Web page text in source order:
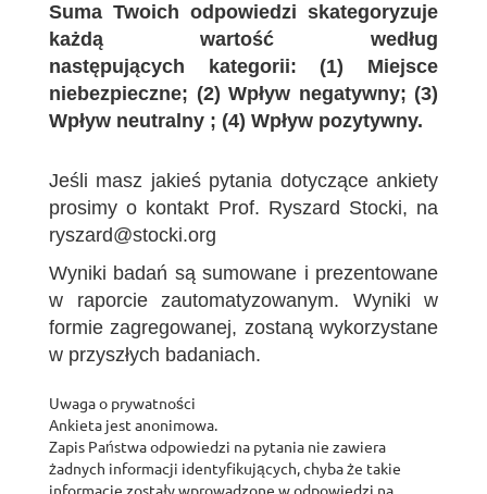
Suma Twoich odpowiedzi skategoryzuje
każdą wartość według
następujących kategorii: (1) Miejsce
niebezpieczne; (2) Wpływ negatywny; (3)
Wpływ neutralny ; (4) Wpływ pozytywny.
Jeśli masz jakieś pytania dotyczące ankiety
prosimy o kontakt Prof. Ryszard Stocki, na
ryszard@stocki.org
Wyniki badań są sumowane i prezentowane
w raporcie zautomatyzowanym. Wyniki w
formie zagregowanej, zostaną wykorzystane
w przyszłych badaniach.
Uwaga o prywatności
Ankieta jest anonimowa.
Zapis Państwa odpowiedzi na pytania nie zawiera
żadnych informacji identyfikujących, chyba że takie
informacje zostały wprowadzone w odpowiedzi na